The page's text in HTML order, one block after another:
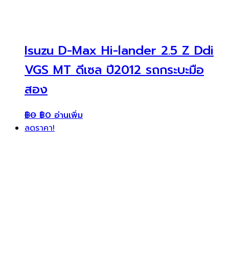
Isuzu D-Max Hi-lander 2.5 Z Ddi
VGS MT ดีเซล ปี2012 รถกระบะมือ
สอง
฿0 ฿0 อ่านเพิ่ม
ลดราคา!